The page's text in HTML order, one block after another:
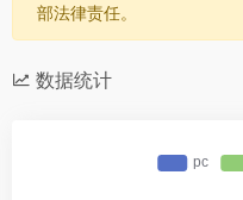
部法律责任。
数据统计